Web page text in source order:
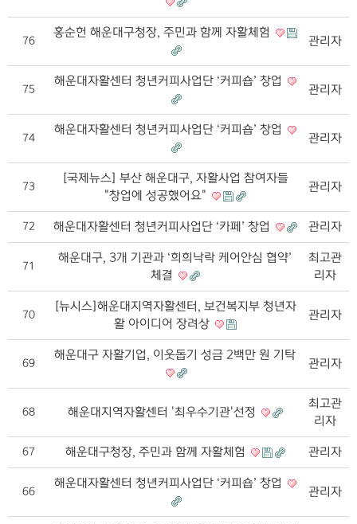
76
홍순헌 해운대구청장, 주민과 함께 자활체험
관리자
75
해운대자활센터 청년커피사업단 ‘커피숍’ 창업
관리자
74
해운대자활센터 청년커피사업단 ‘커피숍’ 창업
관리자
73
[국제뉴스] 부산 해운대구, 자활사업 참여자들
"창업에 성공했어요"
관리자
72 해운대자활센터 청년커피사업단 ‘카페’ 창업 관리자
71
해운대구, 3개 기관과 ‘희희낙락 케어안심 협약’
체결
최고관
리자
70
[뉴시스]해운대지역자활센터, 보건복지부 청년자
활 아이디어 장려상
관리자
69
해운대구 자활기업, 이웃돕기 성금 2백만 원 기탁
관리자
68 해운대지역자활센터 '최우수기관'선정
최고관
리자
67 해운대구청장, 주민과 함께 자활체험 관리자
66
해운대자활센터 청년커피사업단 ‘커피숍’ 창업
관리자